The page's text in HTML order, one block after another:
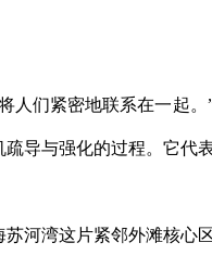
人们紧密地联系在一起
导与强化的过程。它代
河湾这片紧邻外滩核心